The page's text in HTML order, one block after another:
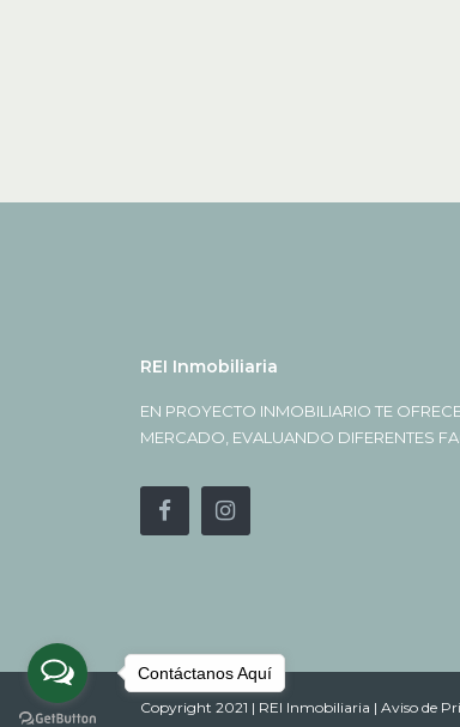
REI Inmobiliaria
EN PROYECTO INMOBILIARIO TE
MERCADO, EVALUANDO DIFERENTES
Copyright 2021 | REI Inmobiliaria | Aviso de
Contáctanos Aquí